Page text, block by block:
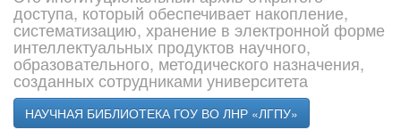
доступа, который обеспечивает накопление,
систематизацию, хранение в электронной форме
интеллектуальных продуктов научного,
образовательного, методического назначения,
созданных сотрудниками университета
НАУЧНАЯ БИБЛИОТЕКА ГОУ ВО ЛНР «ЛГПУ»